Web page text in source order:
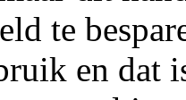
te
en dat